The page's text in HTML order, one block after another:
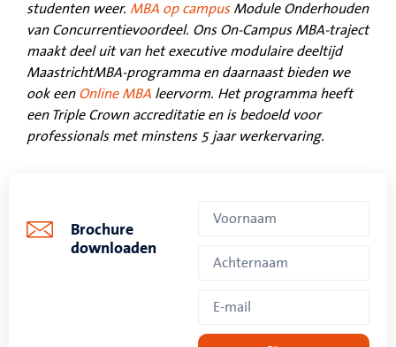
studenten weer. MBA op campusModule Onderhouden
van Concurrentievoordeel. Ons On-Campus MBA-traject
maakt deel uit van het executive modulaire deeltijd
MaastrichtMBA-programma en daarnaast bieden we
ook een Online MBA leervorm. Het programma heeft
een Triple Crown accreditatie en is bedoeld voor
professionals met minstens 5 jaar werkervaring.
Brochure
downloaden